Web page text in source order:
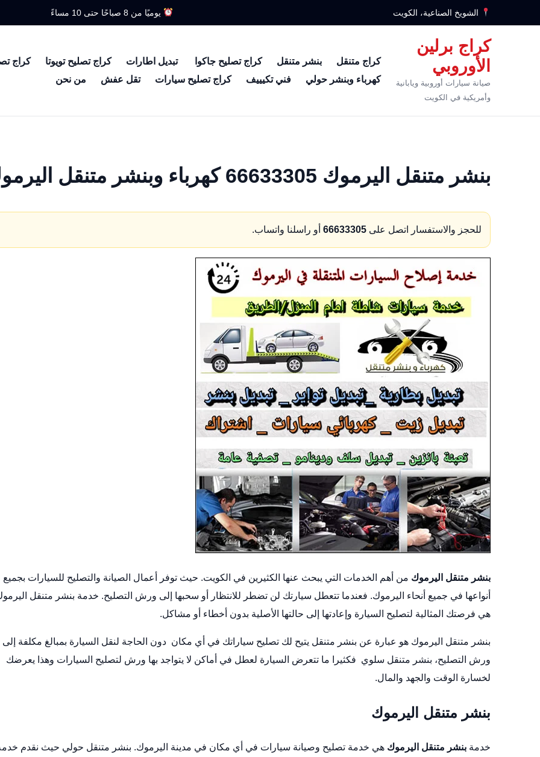
الشويخ الصناعية، الكويت يوميًا من 8 صباحًا حتى 10 مساءً
كراج برلين
الأوروبي
صيانة سيارات أوروبية ويابانية
وأمريكية في الكويت
كراج متنقل بنشر متنقل كراج تصليح جاكوا تبديل اطارات كراج تصليح تويوتا
كراج
كهرباء وبنشر حولي
فني تكيييف كراج تصليح سيارات تقل عفش من نحن
بنشر متنقل اليرموك 66633305 كهرباء وبنشر متنقل اليرموك
للحجز والاستفسار اتصل على 66633305 أو راسلنا واتساب.
بنشر متنقل اليرموك من أهم الخدمات التي يبحث عنها الكثيرين في الكويت. حيث توفر أعمال الصيانة والتصليح للسيارات بجميع
أنواعها في جميع أنحاء اليرموك. فعندما تتعطل سيارتك لن تضطر للانتظار أو سحبها إلى ورش التصليح. خدمة بنشر متنقل
هي فرصتك المثالية لتصليح السيارة وإعادتها إلى حالتها الأصلية بدون أخطاء أو مشاكل.
بنشر متنقل اليرموك هو عبارة عن بنشر متنقل يتيح لك تصليح سياراتك في أي مكان دون الحاجة لنقل السيارة بمبالغ مكلفة إلى
ورش التصليح، بنشر متنقل سلوي فكثيرا ما تتعرض السيارة لعطل في أماكن لا يتواجد بها ورش لتصليح السيارات وهذا يعرضك
لخسارة الوقت والجهد والمال.
بنشر متنقل اليرموك
خدمة بنشر متنقل اليرموك هي خدمة تصليح وصيانة سيارات في أي مكان في مدينة اليرموك. بنشر متنقل حولي حيث نقدم